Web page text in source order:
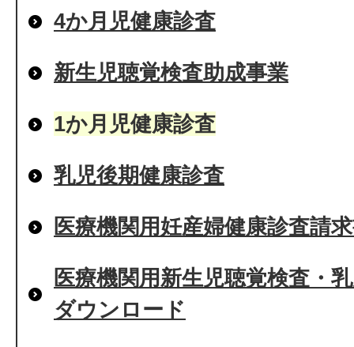
4か月児健康診査
新生児聴覚検査助成事業
1か月児健康診査
乳児後期健康診査
医療機関用妊産婦健康診査請
医療機関用新生児聴覚検査・
ダウンロード